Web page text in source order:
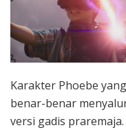
Karakter Phoebe
benar-benar
versi gadis